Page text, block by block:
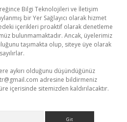
Bilgi Teknolojileri ve İletişim
bir Yer Sağlayıcı olarak hizmet
içerikleri proaktif olarak denetleme
bulunmamaktadır. Ancak, üyelerimiz
taşımakta olup, siteye üye olarak
aykırı olduğunu düşündüğünüz
adresine bildirmeniz
içerisinde sitemizden kaldırılacaktır.